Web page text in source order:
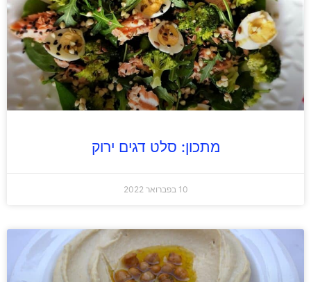
מתכון: סלט דגים ירוק
10 בפברואר 2022